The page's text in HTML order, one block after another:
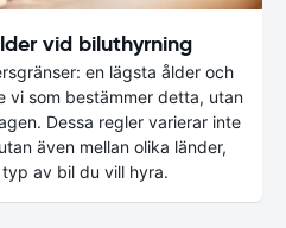
vid biluthyrning
en lägsta ålder och
vi som bestämmer detta, utan
Dessa regler varierar inte
även mellan olika länder,
av bil du vill hyra.